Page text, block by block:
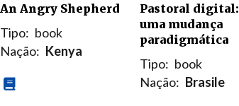
An Angry Shepherd
Tipo: book
Nação: Kenya
Pastoral digital:
uma mudança
paradigmática
Tipo: book
Nação: Brasile